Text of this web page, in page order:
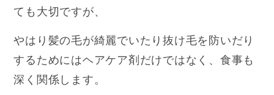
ても大切ですが、
やはり髪の毛が綺麗でいたり抜け毛を防いだり
するためにはヘアケア剤だけではなく、食事も
深く関係します。